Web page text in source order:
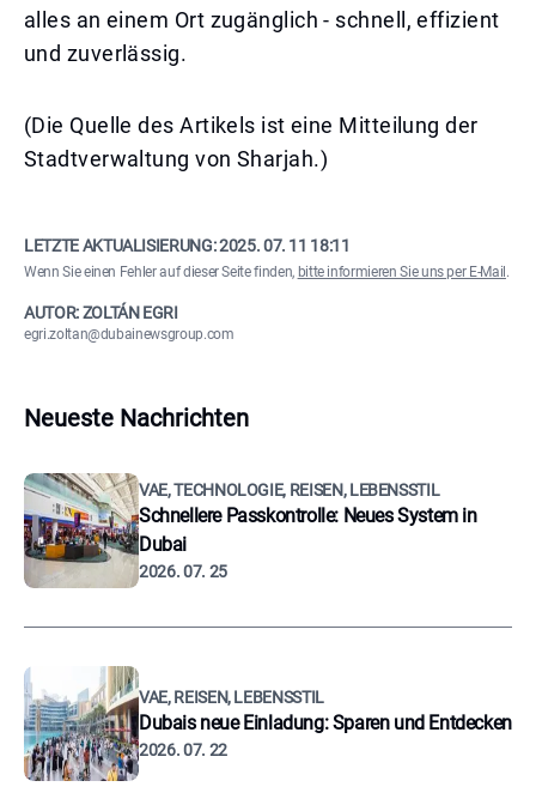
alles an einem Ort zugänglich - schnell, effizient
und zuverlässig.
(Die Quelle des Artikels ist eine Mitteilung der
Stadtverwaltung von Sharjah.)
LETZTE AKTUALISIERUNG:2025. 07. 11 18:11
Wenn Sie einen Fehler auf dieser Seite finden, bitte informieren Sie uns per E-Mail .
AUTOR: ZOLTÁN EGRI
egri.zoltan@dubainewsgroup.com
Neueste Nachrichten
VAE, TECHNOLOGIE, REISEN, LEBENSSTIL
Schnellere Passkontrolle: Neues System in
Dubai
2026. 07. 25
VAE, REISEN, LEBENSSTIL
Dubais neue Einladung: Sparen und Entdecken
2026. 07. 22